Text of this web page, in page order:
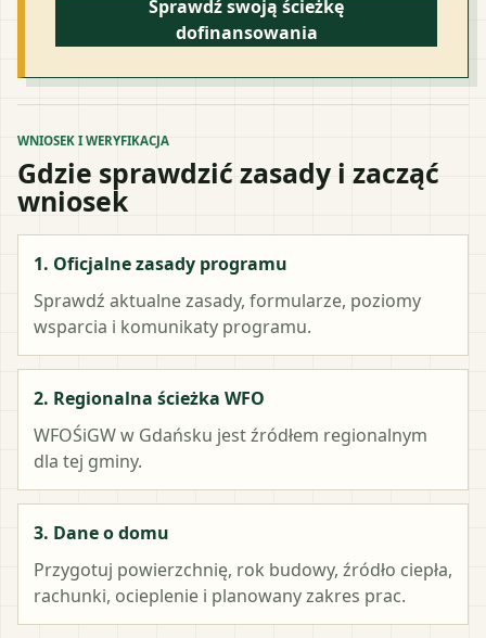
Sprawdź swoją ścieżkę
dofinansowania
WNIOSEK I WERYFIKACJA
Gdzie sprawdzić zasady i zacząć
wniosek
1. Oficjalne zasady programu
Sprawdź aktualne zasady, formularze, poziomy
wsparcia i komunikaty programu.
2. Regionalna ścieżka WFO
WFOŚiGW w Gdańsku jest źródłem regionalnym
dla tej gminy.
3. Dane o domu
Przygotuj powierzchnię, rok budowy, źródło ciepła,
rachunki, ocieplenie i planowany zakres prac.